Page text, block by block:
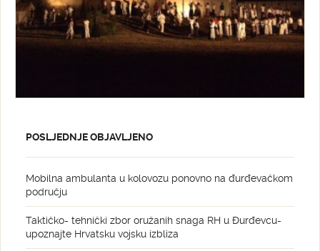
POSLJEDNJE OBJAVLJENO
Mobilna ambulanta u kolovozu ponovno na đurđevačkom
području
Taktičko- tehnički zbor oružanih snaga RH u Đurđevcu-
upoznajte Hrvatsku vojsku izbliza